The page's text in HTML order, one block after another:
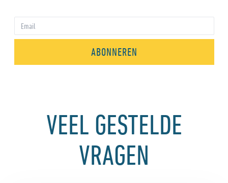
ABONNEREN
VEEL GESTELDE
VRAGEN